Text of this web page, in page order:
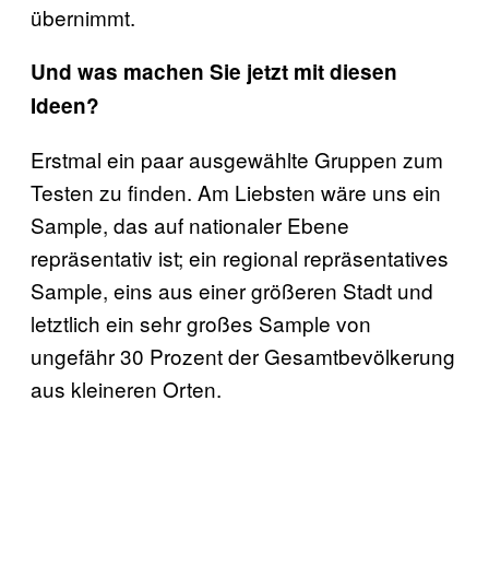
übernimmt.
Und was machen Sie jetzt mit diesen
Ideen?
Erstmal ein paar ausgewählte Gruppen zum
Testen zu finden. Am Liebsten wäre uns ein
Sample, das auf nationaler Ebene
repräsentativ ist; ein regional repräsentatives
Sample, eins aus einer größeren Stadt und
letztlich ein sehr großes Sample von
ungefähr 30 Prozent der Gesamtbevölkerung
aus kleineren Orten.